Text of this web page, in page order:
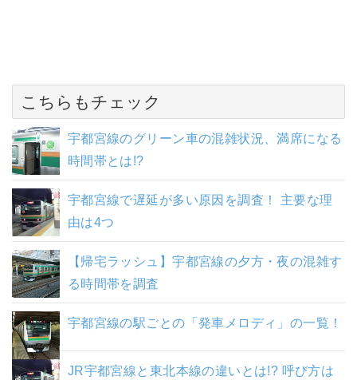
こちらもチェック
宇都宮線のグリーン車の混雑状況、満席になる
時間帯とは!?
宇都宮線で遅延が多い原因を調査！ 主要な理
由は4つ
【帰宅ラッシュ】宇都宮線の夕方・夜の混雑す
る時間帯を調査
宇都宮線の駅ごとの「発車メロディ」の一覧！
JR宇都宮線と東北本線の違いとは!? 呼び方は